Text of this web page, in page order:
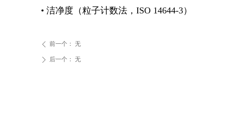
• 洁净度（粒子计数法，ISO 14644-3）
ꄴ 前一个： 无
ꄲ 后一个： 无